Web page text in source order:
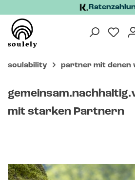
Zum Hauptinhalt springen
soulability partner mit denen
mit starken Partnern